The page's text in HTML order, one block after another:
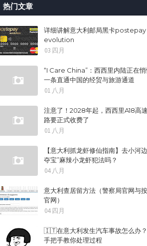
热门文章
详细讲解意大利邮局黑卡postepay
evolution
03 四月
“I Care China”：西西里内陆正在
一条直通中国的经贸与旅游通道
01 八月
注意了！2028年起，西西里A18高
路要正式收费了
01 八月
【意大利抓龙虾修仙指南】去小河
夺宝”麻辣小龙虾犯法吗？
04 八月
意大利查居留方法（警察局官网与
官网）
04 四月
🇮🇹在意大利发生汽车事故怎么办
手把手教你处理过程